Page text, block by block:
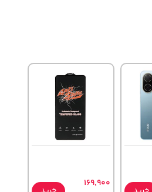
169,900